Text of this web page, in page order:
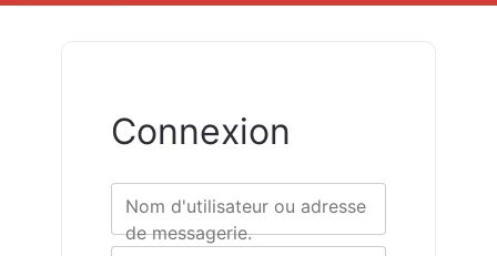
Connexion
Nom d'utilisateur ou adresse
de messagerie.